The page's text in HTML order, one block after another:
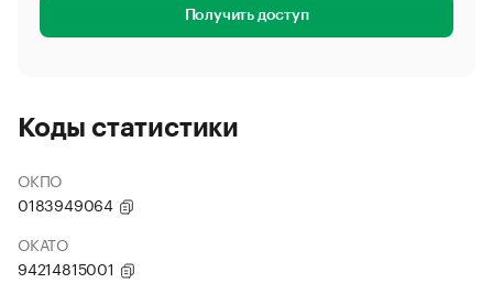
Получить доступ
Коды статистики
ОКПО
0183949064
ОКАТО
94214815001